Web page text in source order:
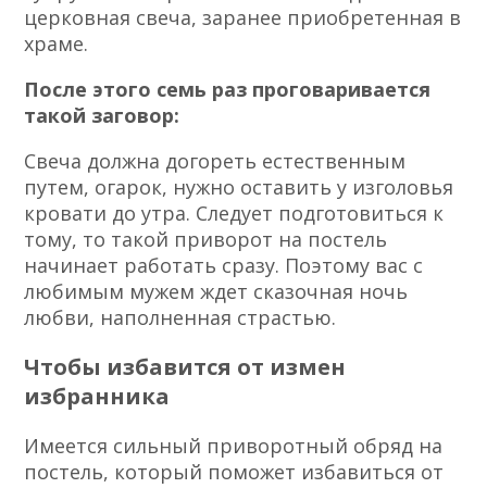
церковная свеча, заранее приобретенная в
храме.
После этого семь раз проговаривается
такой заговор:
Свеча должна догореть естественным
путем, огарок, нужно оставить у изголовья
кровати до утра. Следует подготовиться к
тому, то такой приворот на постель
начинает работать сразу. Поэтому вас с
любимым мужем ждет сказочная ночь
любви, наполненная страстью.
Чтобы избавится от измен
избранника
Имеется сильный приворотный обряд на
постель, который поможет избавиться от